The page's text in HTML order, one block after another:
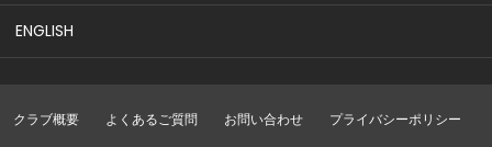
ENGLISH
クラブ概要 よくあるご質問 お問い合わせ プライバシーポリシー